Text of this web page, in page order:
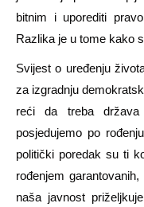
bitnim i uporediti
Razlika je u tome kako
Svijest o uređenju
za izgradnju
reći da treba
posjedujemo po
politički poredak su ti
rođenjem
naša javnost